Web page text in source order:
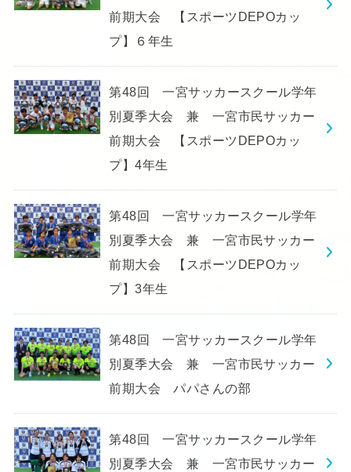
前期大会 【スポーツDEPOカッ
プ】６年生
第48回 一宮サッカースクール学年
別夏季大会 兼 一宮市民サッカー
前期大会 【スポーツDEPOカッ
プ】4年生
第48回 一宮サッカースクール学年
別夏季大会 兼 一宮市民サッカー
前期大会 【スポーツDEPOカッ
プ】3年生
第48回 一宮サッカースクール学年
別夏季大会 兼 一宮市民サッカー
前期大会 パパさんの部
第48回 一宮サッカースクール学年
別夏季大会 兼 一宮市民サッカー